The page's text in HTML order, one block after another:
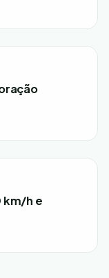
km/h e